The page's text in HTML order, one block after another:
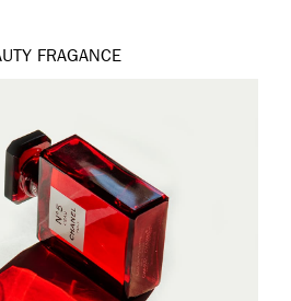
FRAGANCE